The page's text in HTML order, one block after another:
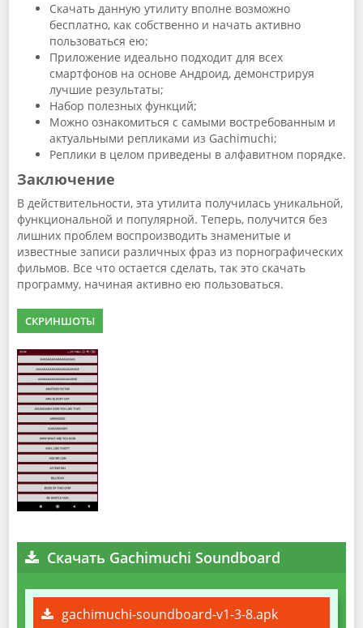
Скачать данную утилиту вполне возможно
бесплатно, как собственно и начать активно
пользоваться ею;
Приложение идеально подходит для всех
смартфонов на основе Андроид, демонстрируя
лучшие результаты;
Набор полезных функций;
Можно ознакомиться с самыми востребованным и
актуальными репликами из Gachimuchi;
Реплики в целом приведены в алфавитном порядке.
Заключение
В действительности, эта утилита получилась уникальной,
функциональной и популярной. Теперь, получится без
лишних проблем воспроизводить знаменитые и
известные записи различных фраз из порнографических
фильмов. Все что остается сделать, так это скачать
программу, начиная активно ею пользоваться.
СКРИНШОТЫ
Скачать Gachimuchi Soundboard
gachimuchi-soundboard-v1-3-8.apk